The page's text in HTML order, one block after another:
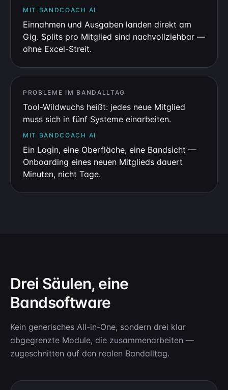
MIT BANDCOACH AI
Einnahmen und Ausgaben landen direkt am
Gig. Splits pro Mitglied sind nachvollziehbar —
ohne Excel-Streit.
PROBLEME IM BANDALLTAG
Tool-Wildwuchs heißt: jedes neue Mitglied
muss sich in fünf Systeme einarbeiten.
MIT BANDCOACH AI
Ein Login, eine Oberfläche, eine Bandsicht —
Onboarding eines neuen Mitglieds dauert
Minuten, nicht Tage.
Drei Säulen, eine
Bandsoftware
Kein generisches All-in-One, sondern drei klar
abgegrenzte Module, die zusammenarbeiten —
zugeschnitten auf den realen Bandalltag.